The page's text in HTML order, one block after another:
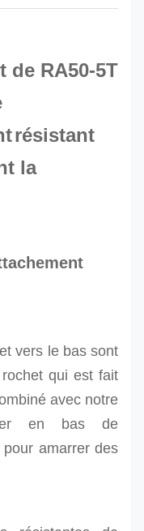
de RA50-5T
résistant
la
vers le bas sont
qui est fait
avec notre
en bas de
amarrer des